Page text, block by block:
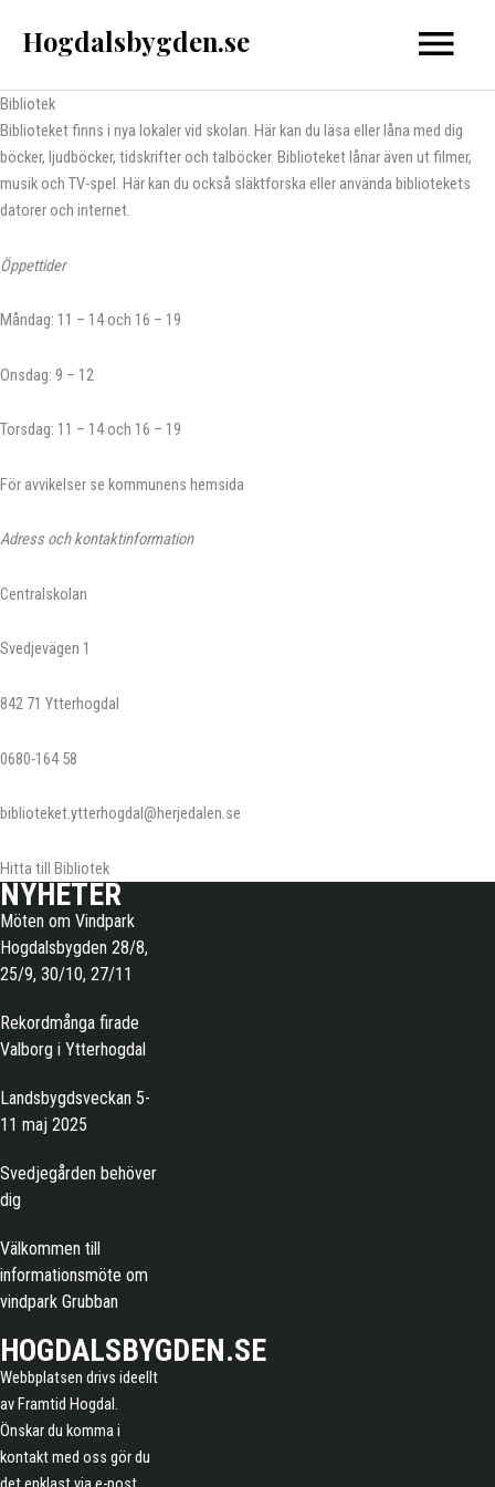
Hogdalsbygden.se
Bibliotek
Biblioteket finns i nya lokaler vid skolan. Här kan du läsa eller låna med dig
böcker, ljudböcker, tidskrifter och talböcker. Biblioteket lånar även ut filmer,
musik och TV-spel. Här kan du också släktforska eller använda bibliotekets
datorer och internet.
Öppettider
Måndag: 11 – 14 och 16 – 19
Onsdag: 9 – 12
Torsdag: 11 – 14 och 16 – 19
För avvikelser se kommunens hemsida
Adress och kontaktinformation
Centralskolan
Svedjevägen 1
842 71 Ytterhogdal
0680-164 58
biblioteket.ytterhogdal@herjedalen.se
Hitta till Bibliotek
NYHETER
Möten om Vindpark
Hogdalsbygden 28/8,
25/9, 30/10, 27/11
Rekordmånga firade
Valborg i Ytterhogdal
Landsbygdsveckan 5-
11 maj 2025
Svedjegården behöver
dig
Välkommen till
informationsmöte om
vindpark Grubban
HOGDALSBYGDEN.SE
Webbplatsen drivs ideellt
av Framtid Hogdal.
Önskar du komma i
kontakt med oss gör du